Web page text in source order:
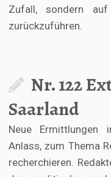
Zufall, sondern auf
zurückzuführen.
Nr. 122
Saarland
Neue Ermittlungen
Anlass, zum Thema
recherchieren.